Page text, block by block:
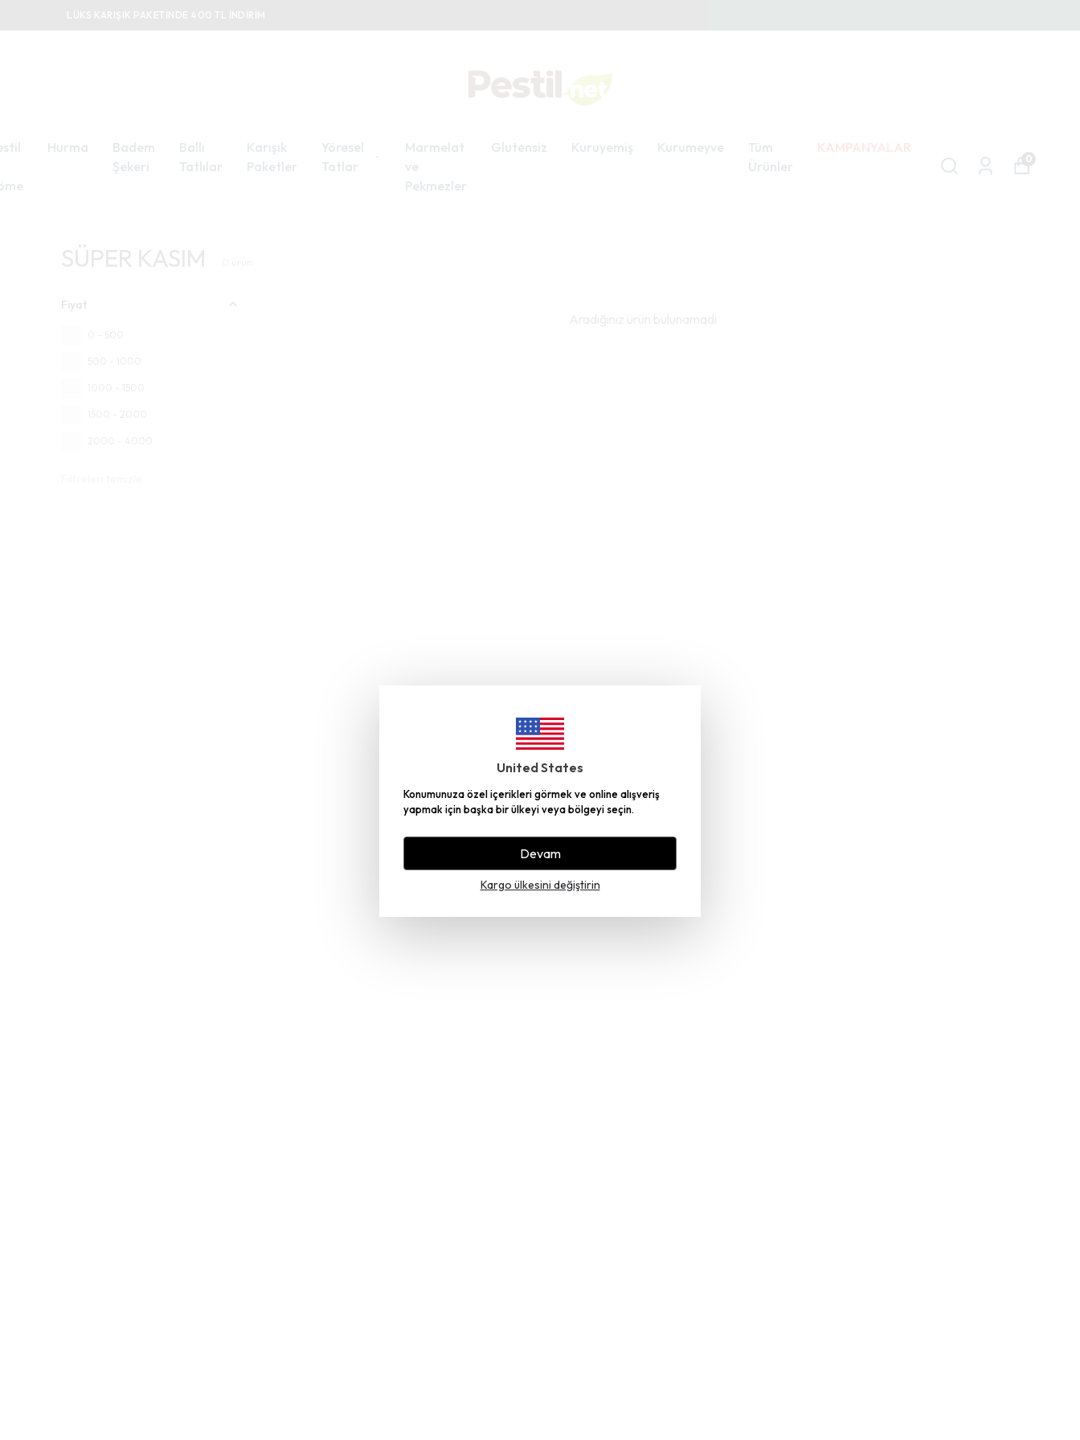
United States
Konumunuza özel içerikleri görmek ve online alışveriş
yapmak için başka bir ülkeyi veya bölgeyi seçin.
Devam
Kargo ülkesini değiştirin
Hurma
Badem
Şekeri
Ballı
Tatlılar
Karışık
Paketler
Yöresel
Tatlar
Marmelat
ve
Pekmezler
Glutensiz Kuruyemiş Kurumeyve
Tüm
Ürünler
KAMPANYALAR
0
Fiyat